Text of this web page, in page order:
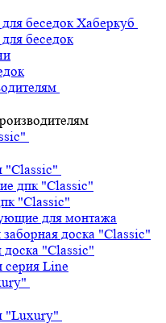
беседок Хаберкуб
беседок
"Classic"
дпк "Classic"
"Classic"
для монтажа
доска "Classic"
доска "Classic"
серия Line
"Luxury"